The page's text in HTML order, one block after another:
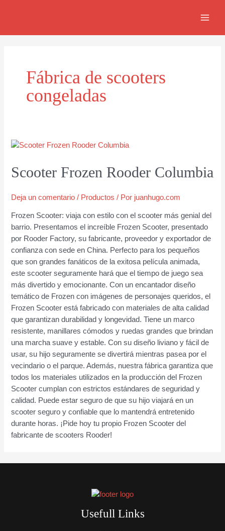
Fábrica de scooters
congeladas
Scooter Frozen Rooder Columbia
Deja un comentario / Productos / Por juanhugo.com
Frozen Scooter: viaja con estilo con el scooter más genial del
barrio. Presentamos el increíble Frozen Scooter, presentado
por Rooder Factory, su fabricante, proveedor y exportador de
confianza con sede en China. Perfecto para los pequeños
que son grandes fanáticos de la exitosa película animada,
este scooter seguramente hará que el tiempo de juego sea
más divertido y emocionante. Con un encantador diseño
temático de Frozen con imágenes de personajes queridos, el
Frozen Scooter está fabricado con materiales de alta calidad
que garantizan durabilidad y longevidad. Tiene un marco
resistente, manillares cómodos y ruedas grandes que brindan
una marcha suave y estable. Con su diseño liviano y fácil de
usar, su hijo seguramente se divertirá mientras pasea por el
vecindario o el parque. Además, nuestra fábrica garantiza que
todos los materiales utilizados en la producción del Frozen
Scooter cumplan con estrictos estándares de seguridad y
calidad. Puede estar seguro de que su hijo viajará en un
scooter seguro y confiable que lo mantendrá entretenido
durante horas. ¡Pide hoy tu propio Frozen Scooter del
fabricante de scooters Rooder!
Usefull Links